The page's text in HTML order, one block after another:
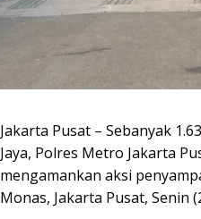
Jakarta Pusat – Sebanyak
Jaya, Polres Metro Jakarta
mengamankan aksi
Monas, Jakarta Pusat, Senin